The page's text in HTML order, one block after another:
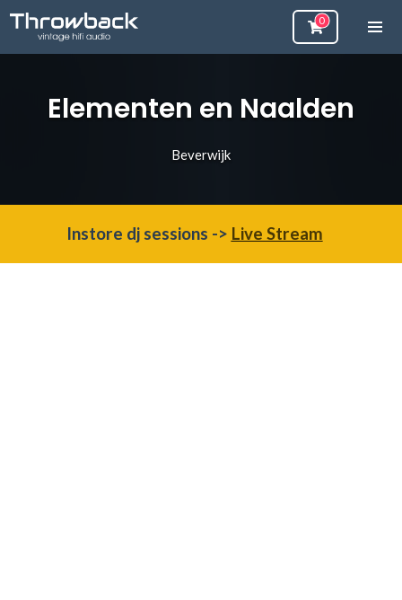
Elementen en Naalden
Beverwijk
Instore dj sessions -> Live Stream